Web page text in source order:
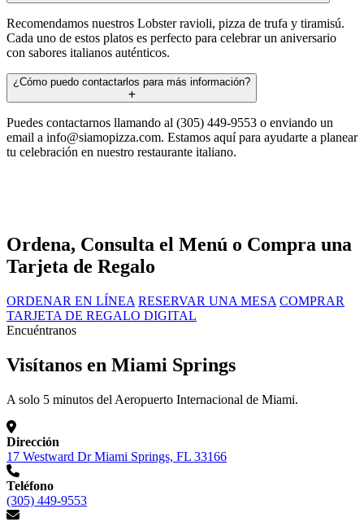
Recomendamos nuestros Lobster ravioli, pizza de trufa y tiramisú.
Cada uno de estos platos es perfecto para celebrar un aniversario
con sabores italianos auténticos.
¿Cómo puedo contactarlos para más información?
Puedes contactarnos llamando al (305) 449-9553 o enviando un
email a info@siamopizza.com. Estamos aquí para ayudarte a planear
tu celebración en nuestro restaurante italiano.
Ordena, Consulta el Menú o Compra una
Tarjeta de Regalo
ORDENAR EN LÍNEA RESERVAR UNA MESA COMPRAR
TARJETA DE REGALO DIGITAL
Encuéntranos
Visítanos en Miami Springs
A solo 5 minutos del Aeropuerto Internacional de Miami.
Dirección
17 Westward Dr Miami Springs, FL 33166
Teléfono
(305) 449-9553